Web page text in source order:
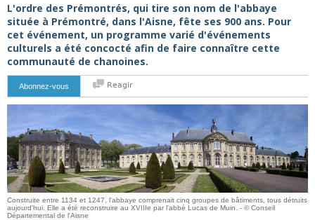
L'ordre des Prémontrés, qui tire son nom de l'abbaye
située à Prémontré, dans l'Aisne, fête ses 900 ans. Pour
cet événement, un programme varié d'événements
culturels a été concocté afin de faire connaître cette
communauté de chanoines.
Abonnez-vous Reagir
Construite entre 1134 et 1247, l'abbaye comprenait cinq groupes de bâtiments, tous détruits
aujourd'hui. Elle a été reconstruire au XVIIIe par l'abbé Lucas de Muin. - © Conseil
Départemental de l'Aisne